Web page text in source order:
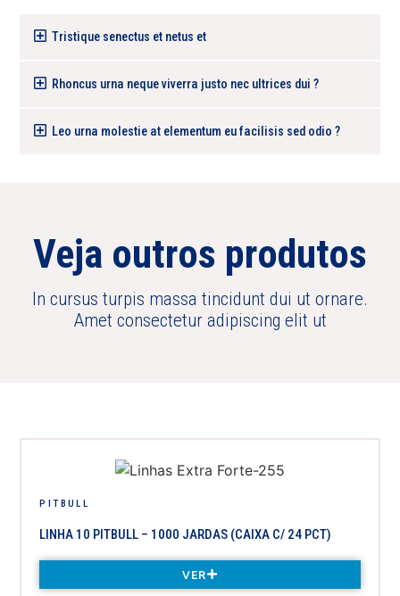
Tristique senectus et netus et
Rhoncus urna neque viverra justo nec ultrices dui ?
Leo urna molestie at elementum eu facilisis sed odio ?
Veja outros produtos
In cursus turpis massa tincidunt dui ut ornare.
Amet consectetur adipiscing elit ut
PITBULL
LINHA 10 PITBULL – 1000 JARDAS (CAIXA C/ 24 PCT)
VER